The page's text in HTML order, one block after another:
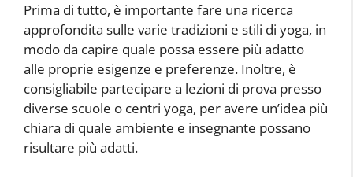
Prima di tutto, è importante fare una ricerca
approfondita sulle varie tradizioni e stili di yoga, in
modo da capire quale possa essere più adatto
alle proprie esigenze e preferenze. Inoltre, è
consigliabile partecipare a lezioni di prova presso
diverse scuole o centri yoga, per avere un’idea più
chiara di quale ambiente e insegnante possano
risultare più adatti.